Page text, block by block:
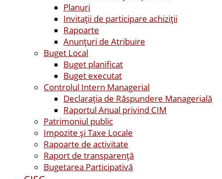
Planuri
Invitaţii de participare achiziții
Rapoarte
Anunțuri de Atribuire
Buget Local
Buget planificat
Buget executat
Controlul Intern Managerial
Declarația de Răspundere Managerială
Raportul Anual privind CIM
Patrimoniul public
Impozite și Taxe Locale
Rapoarte de activitate
Raport de transparenţă
Bugetarea Participativă